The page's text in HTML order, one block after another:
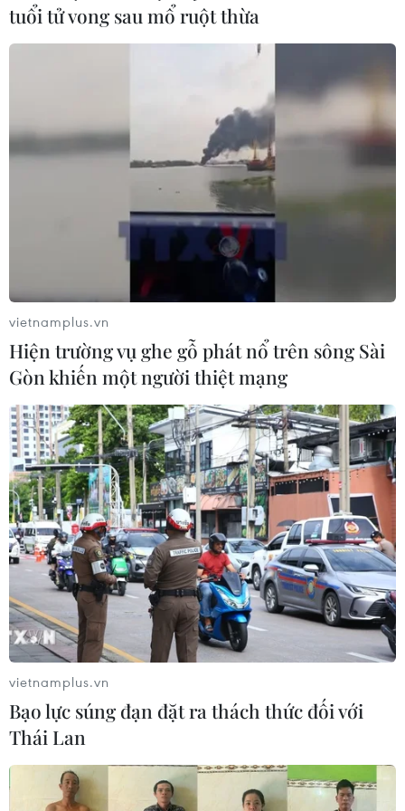
tuổi tử vong sau mổ ruột thừa
vietnamplus.vn
Hiện trường vụ ghe gỗ phát nổ trên sông Sài
Gòn khiến một người thiệt mạng
vietnamplus.vn
Bạo lực súng đạn đặt ra thách thức đối với
Thái Lan